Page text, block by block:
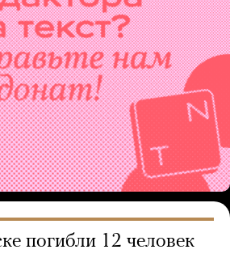
погибли 12 человек